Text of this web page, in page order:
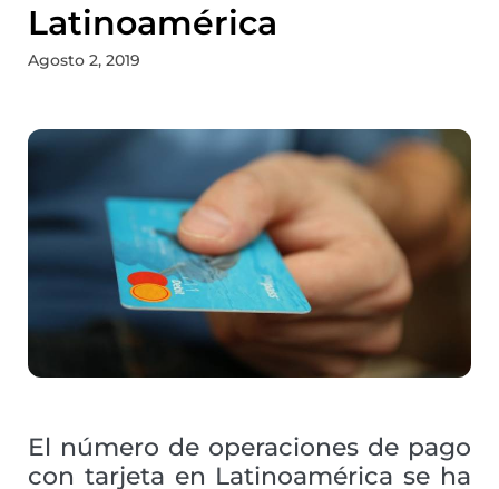
Latinoamérica
Agosto 2, 2019
El número de operaciones de pago
con tarjeta en Latinoamérica se ha